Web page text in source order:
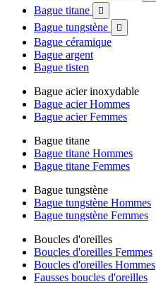
Bague titane 
Bague tungstène 
Bague céramique
Bague argent
Bague tisten
Bague acier inoxydable
Bague acier Hommes
Bague acier Femmes
Bague titane
Bague titane Hommes
Bague titane Femmes
Bague tungstène
Bague tungstène Hommes
Bague tungstène Femmes
Boucles d'oreilles
Boucles d'oreilles Femmes
Boucles d'oreilles Hommes
Fausses boucles d'oreilles